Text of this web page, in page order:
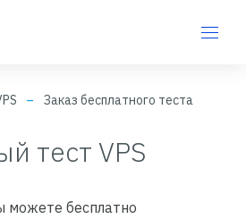
Заказ бесплатного теста
тест VPS
можете бесплатно